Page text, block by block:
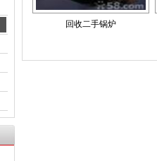
回收二手锅炉